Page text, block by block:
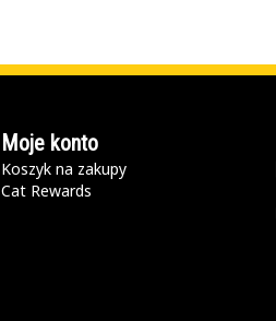
Moje konto
Koszyk na zakupy
Cat Rewards